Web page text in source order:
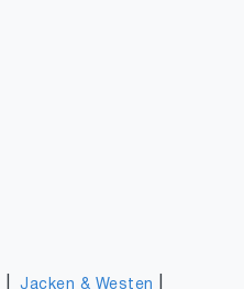
|Jacken & Westen